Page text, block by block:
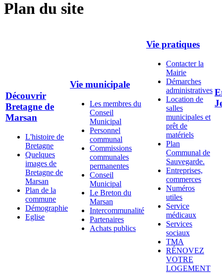
Plan du site
Découvrir
Bretagne de
Marsan
L'histoire de
Bretagne
Quelques
images de
Bretagne de
Marsan
Plan de la
commune
Démographie
Eglise
Vie municipale
Les membres du
Conseil
Municipal
Personnel
communal
Commissions
communales
permanentes
Conseil
Municipal
Le Breton du
Marsan
Intercommunalité
Partenaires
Achats publics
Vie pratiques
Contacter la
Mairie
Démarches
administratives
Location de
salles
municipales et
prêt de
matériels
Plan
Communal de
Sauvegarde.
Entreprises,
commerces
Numéros
utiles
Service
médicaux
Services
sociaux
TMA
RÉNOVEZ
VOTRE
LOGEMENT